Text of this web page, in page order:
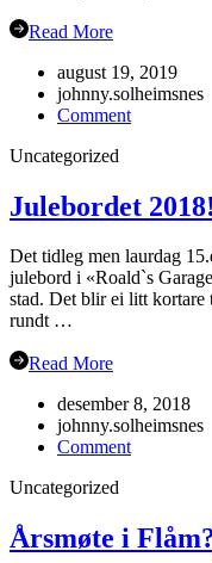
Read More
august 19, 2019
johnny.solheimsnes
Commenton
Uncategorized
Julebordet 2018!
Det tidleg men laurdag
julebord i «Roald`s
stad. Det blir ei litt kortare
rundt …
Read More
desember 8, 2018
johnny.solheimsnes
Commenton
Uncategorized
Årsmøte i